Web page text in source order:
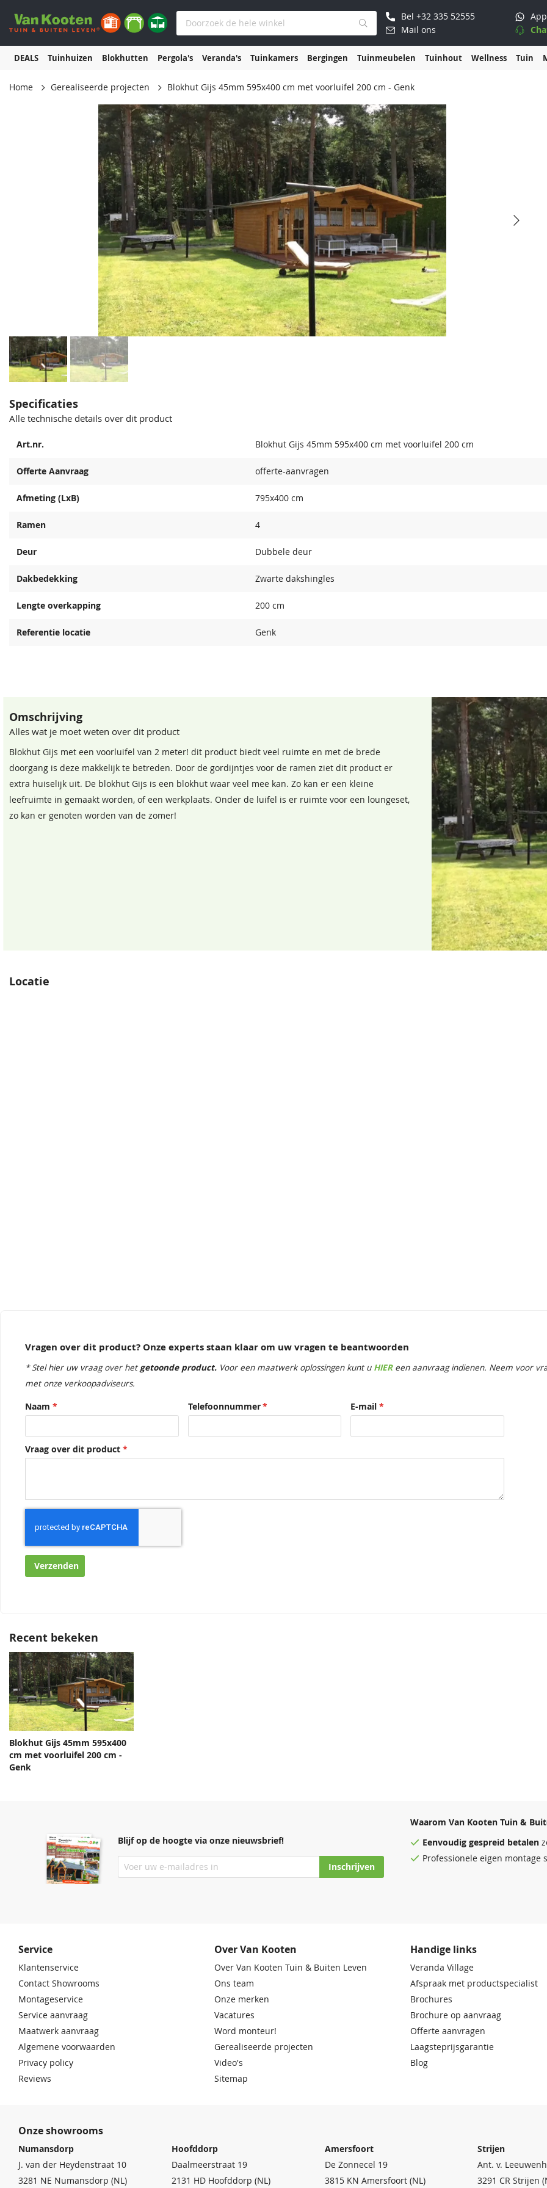
Bel +32 335 52555
Mail ons
DEALS Tuinhuizen Blokhutten Pergola's Veranda's Tuinkamers Bergingen Tuinmeubelen Tuinhout Wellness Tuin
Home Gerealiseerde projecten Blokhut Gijs 45mm 595x400 cm met voorluifel 200 cm - Genk
Specificaties
Alle technische details over dit product
Art.nr. Blokhut Gijs 45mm 595x400 cm met voorluifel 200 cm
Offerte Aanvraag offerte-aanvragen
Afmeting (LxB) 795x400 cm
Ramen 4
Deur Dubbele deur
Dakbedekking Zwarte dakshingles
Lengte overkapping 200 cm
Referentie locatie Genk
Omschrijving
Alles wat je moet weten over dit product
Blokhut Gijs met een voorluifel van 2 meter! dit product biedt veel ruimte en met de brede
doorgang is deze makkelijk te betreden. Door de gordijntjes voor de ramen ziet dit product er
extra huiselijk uit. De blokhut Gijs is een blokhut waar veel mee kan. Zo kan er een kleine
leefruimte in gemaakt worden, of een werkplaats. Onder de luifel is er ruimte voor een loungeset,
zo kan er genoten worden van de zomer!
Locatie
Vragen over dit product? Onze experts staan klaar om uw vragen te beantwoorden
* Stel hier uw vraag over het getoonde product. Voor een maatwerk oplossingen kunt u HIEReen aanvraag indienen. Neem voor
met onze verkoopadviseurs.
Naam Telefoonnummer E-mail
Vraag over dit product
Verzenden
Recent bekeken
Blokhut Gijs 45mm 595x400
cm met voorluifel 200 cm -
Genk
Blijf op de hoogte via onze nieuwsbrief!
Inschrijven
Waarom Van Kooten Tuin &
Eenvoudig gespreid betalen
Professionele eigen montage
Service
Klantenservice
Contact Showrooms
Montageservice
Service aanvraag
Maatwerk aanvraag
Algemene voorwaarden
Privacy policy
Reviews
Over Van Kooten
Over Van Kooten Tuin & Buiten Leven
Ons team
Onze merken
Vacatures
Word monteur!
Gerealiseerde projecten
Video's
Sitemap
Handige links
Veranda Village
Afspraak met productspecialist
Brochures
Brochure op aanvraag
Offerte aanvragen
Laagsteprijsgarantie
Blog
Onze showrooms
Numansdorp
J. van der Heydenstraat 10
3281 NE Numansdorp (NL)
Hoofddorp
Daalmeerstraat 19
2131 HD Hoofddorp (NL)
Amersfoort
De Zonnecel 19
3815 KN Amersfoort (NL)
Strijen
Ant. v.
3291 CR Strijen